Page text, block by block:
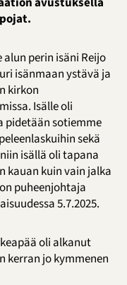
perin isäni Reijo
isänmaan ystävä ja
kirkon
Isälle oli
pidetään sotiemme
sekä
isällä oli tapana
kauan kuin vain jalka
puheenjohtaja
5.7.2025.
oli alkanut
kerran jo kymmenen